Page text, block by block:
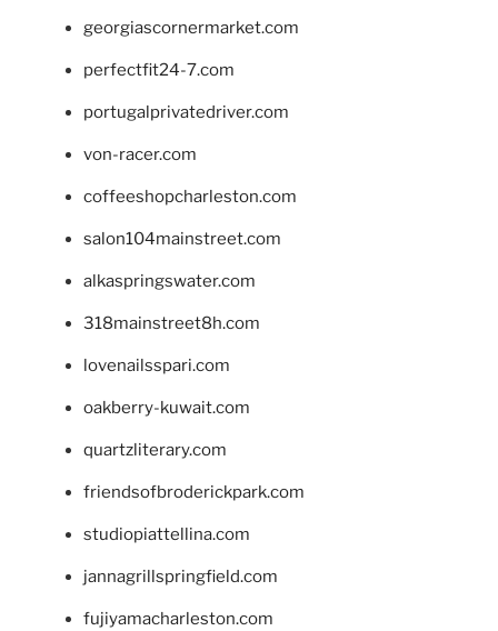
georgiascornermarket.com
perfectfit24-7.com
portugalprivatedriver.com
von-racer.com
coffeeshopcharleston.com
salon104mainstreet.com
alkaspringswater.com
318mainstreet8h.com
lovenailsspari.com
oakberry-kuwait.com
quartzliterary.com
friendsofbroderickpark.com
studiopiattellina.com
jannagrillspringfield.com
fujiyamacharleston.com